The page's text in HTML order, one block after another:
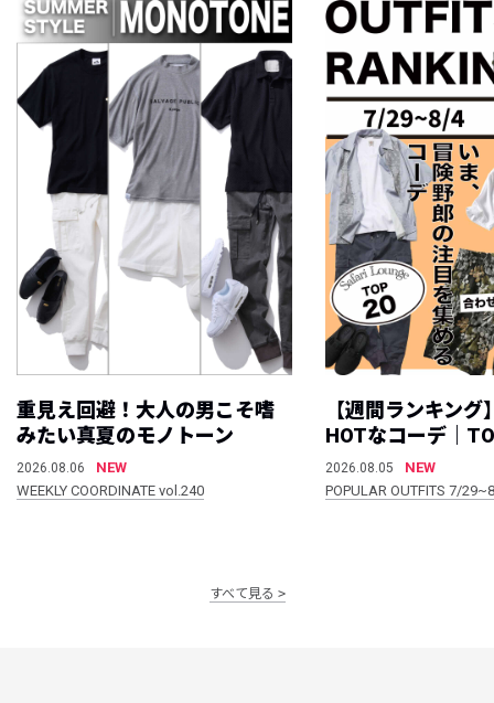
重見え回避！大人の男こそ嗜
みたい真夏のモノトーン
2026.08.06
NEW
WEEKLY COORDINATE vol.240
【週間ランキング
HOTなコーデ｜
2026.08.05
NEW
POPULAR OUTFITS 7/
すべて見る